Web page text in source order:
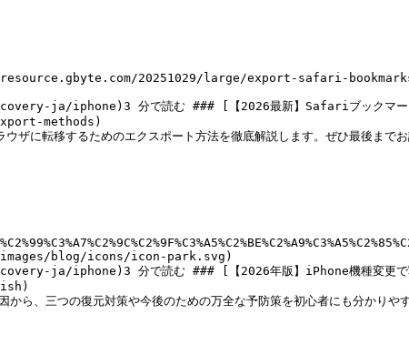
20251029/large/export-safari-
iphone)3 分で読む ### [【2026最新】Safariブックマークの
methods)
に転移するためのエクスポート方法を徹底解説します。ぜひ最後までお
blog/icons/icon-park.svg)
iphone)3 分で読む ### [【2026年版】iPhone機種変更で写真
ら、三つの復元対策や今後のための万全な予防策を初心者にも分かりや